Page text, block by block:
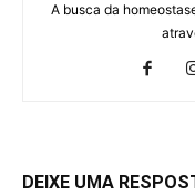
A busca da
DEIXE UMA